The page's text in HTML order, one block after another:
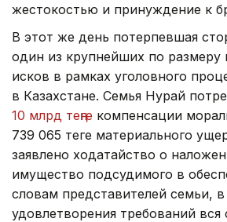
жестокостью и принуждение к
В этот же день потерпевшая
один из крупнейших по размеру
исков в рамках уголовного
в Казахстане. Семья Нурай
10 млрд теңге компенсации
739 065 теңге материального
заявлено ходатайство о
имущество подсудимого в
словам представителей семьи, в
удовлетворения требований вся